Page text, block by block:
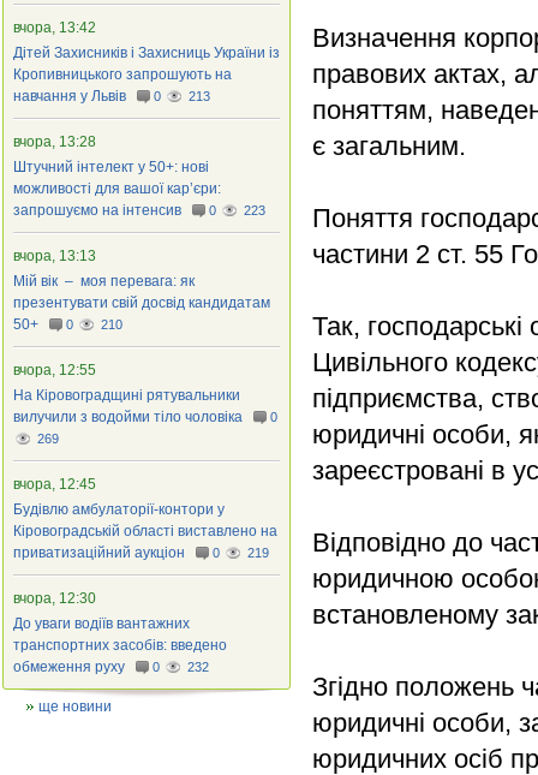
Визначення
правових актах,
поняттям,
є загальним.
Поняття
частини 2 ст. 55
Так, господарські
Цивільного
підприємства,
юридичні особи,
зареєстровані в
Відповідно до
юридичною
встановленому
Згідно положень
юридичні особи,
юридичних осіб
вчора, 13:42
Дітей Захисників і Захисниць України із
Кропивницького запрошують на
навчання у Львів
0 213
вчора, 13:28
Штучний інтелект у 50+: нові
можливості для вашої кар’єри:
запрошуємо на інтенсив
0 223
вчора, 13:13
Мій вік – моя перевага: як
презентувати свій досвід кандидатам
50+
0 210
вчора, 12:55
На Кіровоградщині рятувальники
вилучили з водойми тіло чоловіка
0
269
вчора, 12:45
Будівлю амбулаторії-контори у
Кіровоградській області виставлено на
приватизаційний аукціон
0 219
вчора, 12:30
До уваги водіїв вантажних
транспортних засобів: введено
обмеження руху
0 232
ще новини